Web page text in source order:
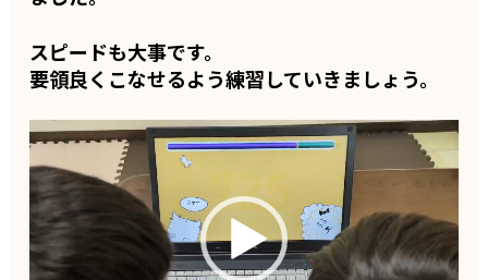
スピードも大事です。
要領良くこなせるよう練習していきましょう。
動
画
プ
レ
ー
ヤ
ー